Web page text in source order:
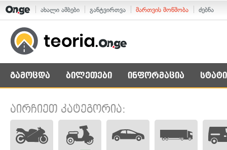
ახალი ამბები განტვირთვა მართვის მოწმობა ძებნა
გამოცდა ბილეთები ინფორმაცია
აირჩიეთ კატეგორია: